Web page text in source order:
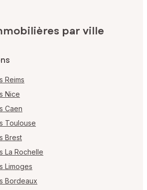
par ville
Reims
Nice
Caen
Toulouse
Brest
La Rochelle
Limoges
Bordeaux